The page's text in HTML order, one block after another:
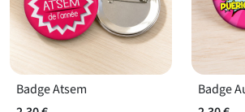
Badge Atsem